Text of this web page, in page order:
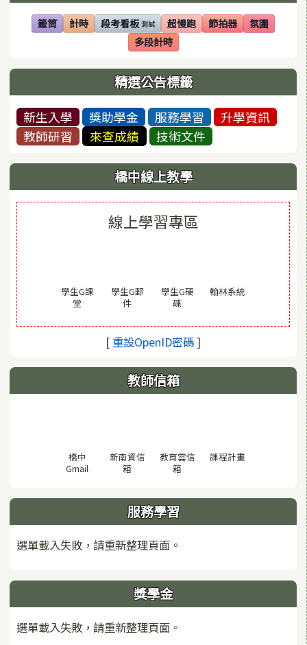
籤筒
(另開視窗)
計時
(另開視窗)段考看板 測試
(另開視窗) 超慢跑
(另開視窗)節拍器
(另開視窗)氛圍
(另開視窗)
多段計時
(另開視窗)
精選公告標籤
新生入學 獎助學金 服務學習
升學資訊
教師研習
來查成績 技術文件
橋中線上教學
線上學習專區
學生G課
堂
學生G郵
件(另開視窗)
學生G硬
碟(另開視窗)
翰林系統(另開視窗)
[ 重設OpenID密碼(另開視窗)
]
教師信箱
橋中
Gmail (另開視窗)
新南資信
箱
教育雲信
箱
課程計畫(另開視窗)
服務學習
選單載入失敗，請重新整理頁面。
獎學金
選單載入失敗，請重新整理頁面。